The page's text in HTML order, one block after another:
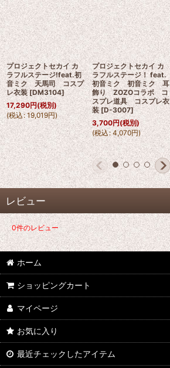
プロジェクトセカイ カ
ラフルステージ!feat.初
音ミク 天馬司 コスプ
レ衣装 [DM3104]
17,290円(税別)
(税込: 19,019円)
プロジェクトセカイ カ
ラフルステージ！ feat.
初音ミク 初音ミク 耳
飾り ZOZOコラボ コ
スプレ道具 コスプレ衣
装 [D-3007]
3,700円(税別)
(税込: 4,070円)
レビュー
0件のレビュー
ホーム
ショッピングカート
マイページ
お気に入り
最近チェックしたアイテム